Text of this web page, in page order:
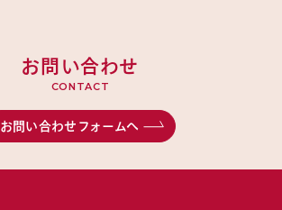
お問い合わせ
CONTACT
お問い合わせフォームへ